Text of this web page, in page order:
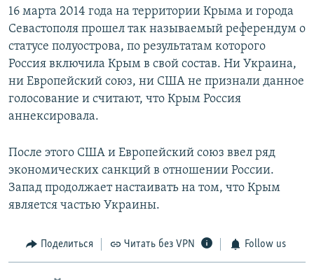
16 марта 2014 года на территории Крыма и города
Севастополя прошел так называемый референдум о
статусе полуострова, по результатам которого
Россия включила Крым в свой состав. Ни Украина,
ни Европейский союз, ни США не признали данное
голосование и считают, что Крым Россия
аннексировала.
После этого США и Европейский союз ввел ряд
экономических санкций в отношении России.
Запад продолжает настаивать на том, что Крым
является частью Украины.
Поделиться Читать без VPN Follow us